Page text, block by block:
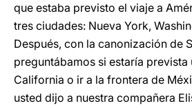
que estaba previsto el viaje a
tres ciudades: Nueva York,
Después, con la canonización de
preguntábamos si estaría prevista
California o ir a la frontera de
usted dijo a nuestra compañera